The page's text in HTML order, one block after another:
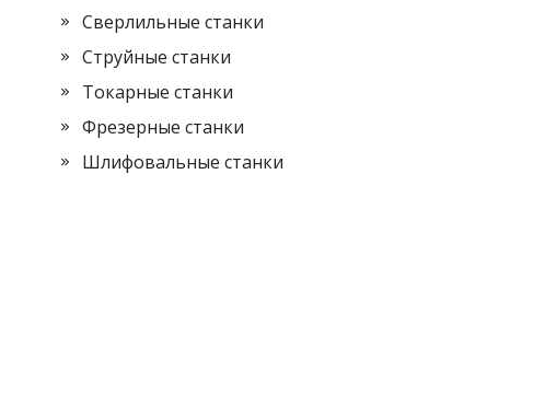
Сверлильные станки
Струйные станки
Токарные станки
Фрезерные станки
Шлифовальные станки